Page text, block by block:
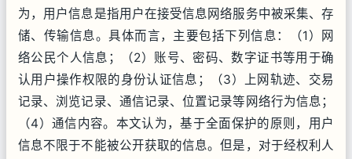
为，用户信息是指用户在接受信息网络服务中被采集、存
储、传输信息。具体而言，主要包括下列信息：（1）网
络公民个人信息；（2）账号、密码、数字证书等用于确
认用户操作权限的身份认证信息；（3）上网轨迹、交易
记录、浏览记录、通信记录、位置记录等网络行为信息；
（4）通信内容。本文认为，基于全面保护的原则，用户
信息不限于不能被公开获取的信息。但是，对于经权利人